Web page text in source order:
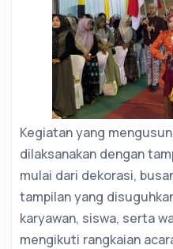
Kegiatan yang
dilaksanakan dengan
mulai dari dekorasi,
tampilan yang
karyawan, siswa, serta
mengikuti rangkaian